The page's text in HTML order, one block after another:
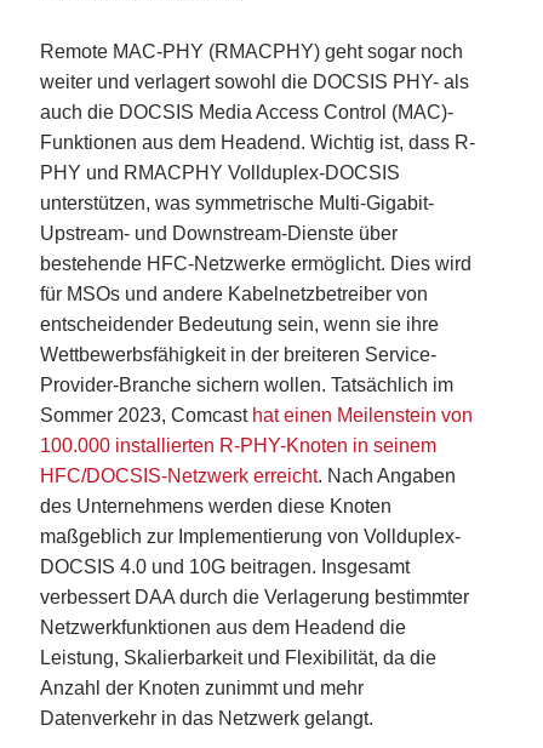
Remote MAC-PHY (RMACPHY) geht sogar noch
weiter und verlagert sowohl die DOCSIS PHY- als
auch die DOCSIS Media Access Control (MAC)-
Funktionen aus dem Headend. Wichtig ist, dass R-
PHY und RMACPHY Vollduplex-DOCSIS
unterstützen, was symmetrische Multi-Gigabit-
Upstream- und Downstream-Dienste über
bestehende HFC-Netzwerke ermöglicht. Dies wird
für MSOs und andere Kabelnetzbetreiber von
entscheidender Bedeutung sein, wenn sie ihre
Wettbewerbsfähigkeit in der breiteren Service-
Provider-Branche sichern wollen. Tatsächlich im
Sommer 2023, Comcast hat einen Meilenstein von
100.000 installierten R-PHY-Knoten in seinem
HFC/DOCSIS-Netzwerk erreicht. Nach Angaben
des Unternehmens werden diese Knoten
maßgeblich zur Implementierung von Vollduplex-
DOCSIS 4.0 und 10G beitragen. Insgesamt
verbessert DAA durch die Verlagerung bestimmter
Netzwerkfunktionen aus dem Headend die
Leistung, Skalierbarkeit und Flexibilität, da die
Anzahl der Knoten zunimmt und mehr
Datenverkehr in das Netzwerk gelangt.